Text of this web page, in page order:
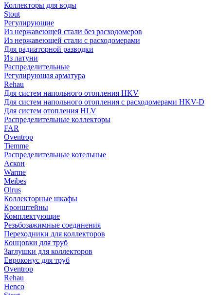
Коллекторы для воды
Stout
Регулирующие
Из нержавеющей стали без расходомеров
Из нержавеющей стали с расходомерами
Для радиаторной разводки
Из латуни
Распределительные
Регулирующая арматура
Rehau
Для систем напольного отопления HKV
Для систем напольного отопления с расходомерами HKV-D
Для систем отопления HLV
Распределительные коллекторы
FAR
Oventrop
Tiemme
Распределительные котельные
Аскон
Warme
Meibes
Olrus
Коллекторные шкафы
Кронштейны
Комплектующие
Резьбозажимные соединения
Переходники для коллекторов
Концовки для труб
Заглушки для коллекторов
Евроконус для труб
Oventrop
Rehau
Henco